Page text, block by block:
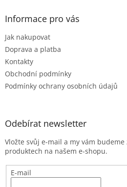
Informace pro vás
Jak nakupovat
Doprava a platba
Kontakty
Obchodní podmínky
Podmínky ochrany osobních údajů
Odebírat newsletter
Vložte svůj e-mail a my vám
produktech na našem e-shopu.
E-mail